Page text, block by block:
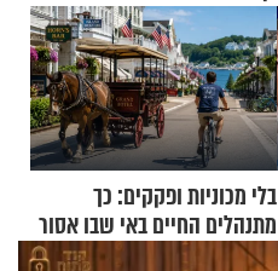
בלי מכוניות ופקקים: כך
מתנהלים החיים באי שבו אסור
לנהוג כבר יותר מ-120 שנה